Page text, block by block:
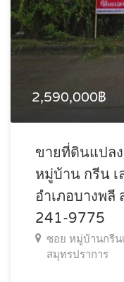
2,590,000฿
ขายที่ดินแปล
หมู่บ้าน กรีน เ
อำเภอบางพลี
241-9775
ซอย หมู่บ้านกรีน
สมุทรปราการ